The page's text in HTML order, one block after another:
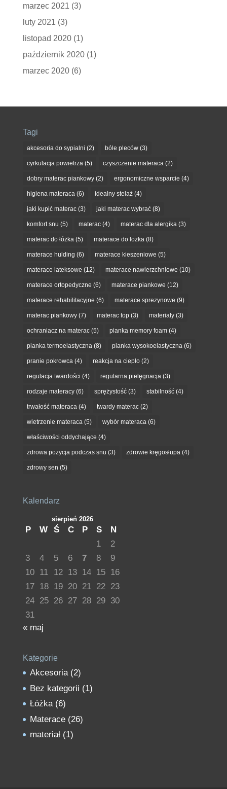
marzec 2021 (3)
luty 2021 (3)
listopad 2020(1)
październik 2020(1)
marzec 2020(6)
Tagi
akcesoria do sypialni (2) bóle pleców(3)
cyrkulacja powietrza(5) czyszczenie materaca(2)
dobry materac piankowy(2) ergonomiczne wsparcie (4)
higiena materaca(6) idealny stelaż(4)
jaki kupić materac(3) jaki materac wybrać(8)
komfort snu (5) materac(4) materac dla alergika(3)
materac do łóżka(5) materace do lozka(8)
materace hulding (6) materace kieszeniowe (5)
materace lateksowe (12) materace nawierzchniowe (10)
materace ortopedyczne (6) materace piankowe (12)
materace rehabilitacyjne (6) materace sprezynowe (9)
materac piankowy(7) materac top(3) materiały(3)
ochraniacz na materac(5) pianka memory foam(4)
pianka termoelastyczna(8) pianka wysokoelastyczna(6)
pranie pokrowca(4) reakcja na ciepło(2)
regulacja twardości (4) regularna pielęgnacja(3)
rodzaje materacy(6) sprężystość(3) stabilność(4)
trwałość materaca(4) twardy materac(2)
wietrzenie materaca(5) wybór materaca(6)
właściwości oddychające (4)
zdrowa pozycja podczas snu (3) zdrowie kręgosłupa(4)
zdrowy sen (5)
Kalendarz
sierpień 2026
P W Ś C P S
N
1
2
3
4 5 6 7 8
9
10 11 12 13 14 15 16
17 18 19 20 21 22 23
24 25 26 27 28 29 30
31
« maj
Kategorie
Akcesoria(2)
Bez kategorii (1)
Łóżka(6)
Materace(26)
materiał(1)